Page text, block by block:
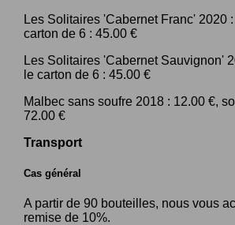
Les Solitaires 'Cabernet Franc' 2020
carton de 6 : 45.00 €
Les Solitaires 'Cabernet Sauvignon'
le carton de 6 : 45.00 €
Malbec sans soufre 2018 : 12.00 €,
72.00 €
Transport
Cas général
A partir de 90 bouteilles, nous vous
remise de 10%.